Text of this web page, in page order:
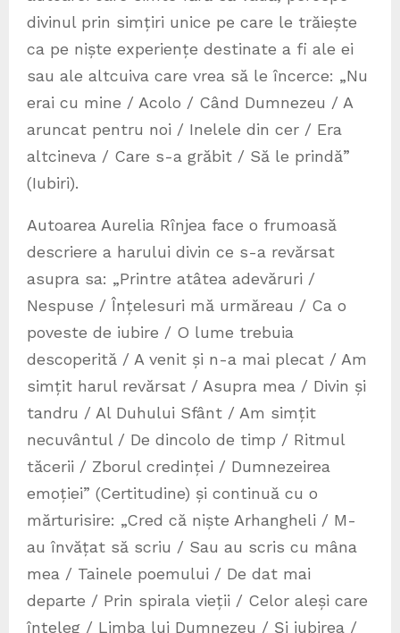
divinul prin simțiri unice pe care le trăiește
ca pe niște experiențe destinate a fi ale ei
sau ale altcuiva care vrea să le încerce: „Nu
erai cu mine / Acolo / Când Dumnezeu / A
aruncat pentru noi / Inelele din cer / Era
altcineva / Care s-a grăbit / Să le prindă”
(Iubiri).
Autoarea Aurelia Rînjea face o frumoasă
descriere a harului divin ce s-a revărsat
asupra sa: „Printre atâtea adevăruri /
Nespuse / Înțelesuri mă urmăreau / Ca o
poveste de iubire / O lume trebuia
descoperită / A venit și n-a mai plecat / Am
simțit harul revărsat / Asupra mea / Divin și
tandru / Al Duhului Sfânt / Am simțit
necuvântul / De dincolo de timp / Ritmul
tăcerii / Zborul credinței / Dumnezeirea
emoției” (Certitudine) și continuă cu o
mărturisire: „Cred că niște Arhangheli / M-
au învățat să scriu / Sau au scris cu mâna
mea / Tainele poemului / De dat mai
departe / Prin spirala vieții / Celor aleși care
înțeleg / Limba lui Dumnezeu / Și iubirea /